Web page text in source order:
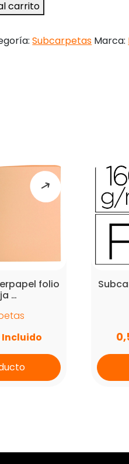
carrito
Subcarpetas Marca:
folio
…
Incluido